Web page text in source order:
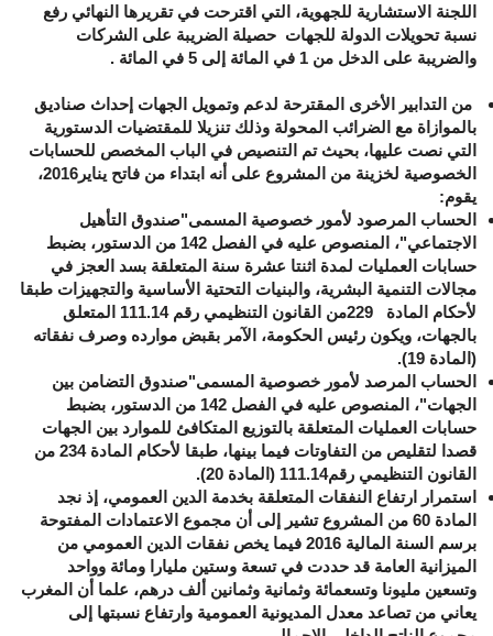
اللجنة الاستشارية للجهوية، التي اقترحت في تقريرها النهائي رفع
نسبة تحويلات الدولة للجهات حصيلة الضريبة على الشركات
والضريبة على الدخل من 1 في المائة إلى 5 في المائة
.
من التدابير الأخرى المقترحة لدعم وتمويل الجهات إحداث صناديق
بالموازاة مع الضرائب المحولة وذلك تنزيلا للمقتضيات الدستورية
التي نصت عليها، بحيث تم التنصيص في الباب المخصص للحسابات
الخصوصية لخزينة من المشروع على أنه ابتداء من فاتح يناير2016،
يقوم:
الحساب المرصود لأمور خصوصية المسمى"صندوق التأهيل
الاجتماعي"، المنصوص عليه في الفصل 142 من الدستور، بضبط
حسابات العمليات لمدة اثنتا عشرة سنة المتعلقة بسد العجز في
مجالات التنمية البشرية، والبنيات التحتية الأساسية والتجهيزات طبقا
لأحكام المادة
229من القانون التنظيمي رقم 111.14 المتعلق
بالجهات، ويكون رئيس الحكومة، الآمر بقبض موارده وصرف نفقاته
(المادة 19).
الحساب المرصد لأمور خصوصية المسمى"صندوق التضامن بين
الجهات"، المنصوص عليه في الفصل 142 من الدستور، بضبط
حسابات العمليات المتعلقة بالتوزيع المتكافئ للموارد بين الجهات
قصدا لتقليص من التفاوتات فيما بينها، طبقا لأحكام المادة 234 من
القانون التنظيمي رقم111.14 (المادة 20).
استمرار ارتفاع النفقات المتعلقة بخدمة الدين العمومي، إذ نجد
المادة 60 من المشروع تشير إلى أن مجموع الاعتمادات المفتوحة
برسم السنة المالية 2016 فيما يخص نفقات الدين العمومي من
الميزانية العامة قد حددت في تسعة وستين مليارا ومائة وواحد
وتسعين مليونا وتسعمائة وثمانية وثمانين ألف درهم، علما أن المغرب
يعاني من تصاعد معدل المديونية العمومية وارتفاع نسبتها إلى